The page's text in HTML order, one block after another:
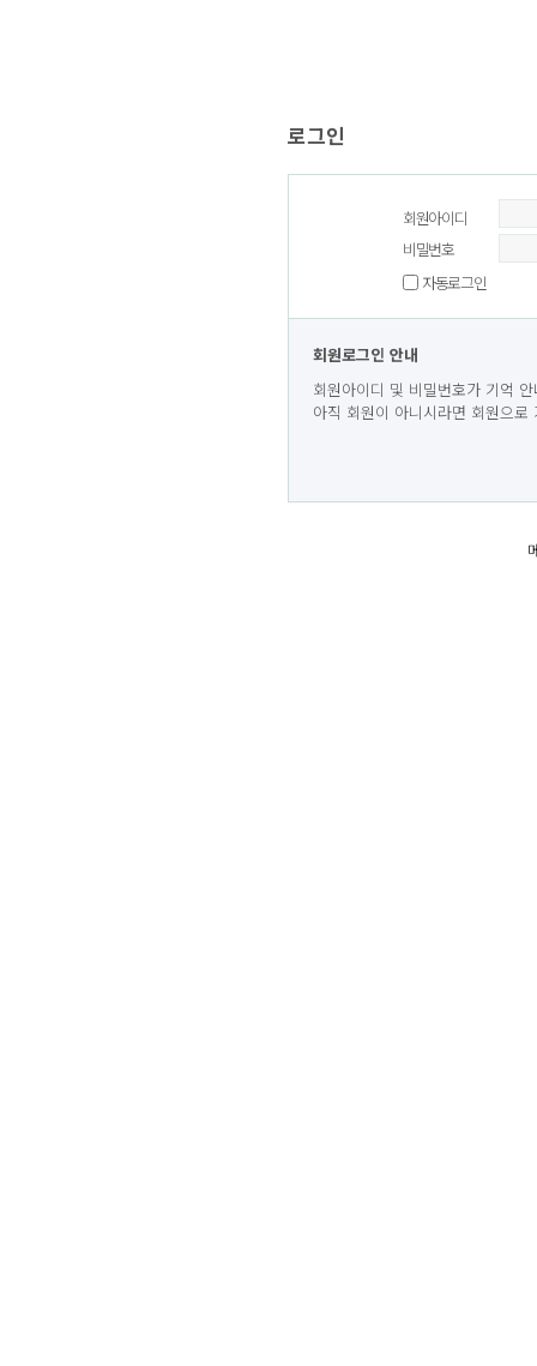
로그인
회원아이디
비밀번호
자동로그인
회원로그인 안내
회원아이디 및 비밀번호가 기억
아직 회원이 아니시라면 회원으